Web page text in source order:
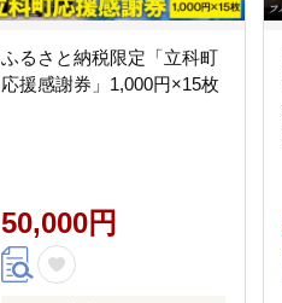
ふるさと納税限定「立科町
応援感謝券」1,000円×15枚
50,000円